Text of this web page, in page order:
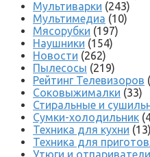
Мультиварки (243)
Мультимедиа (10)
Мясорубки (197)
Наушники (154)
Новости (262)
Пылесосы (219)
Рейтинг Телевизоров
Соковыжималки (33)
Стиральные и
Сумки-холодильник
Техника для кухни (13)
Техника для
Утюги и отпариватели